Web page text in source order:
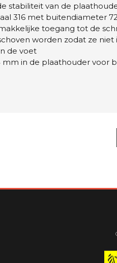
stabiliteit van de
316 met buitendiameter
toegang tot de
worden zodat ze niet
de voet
in de plaathouder voor